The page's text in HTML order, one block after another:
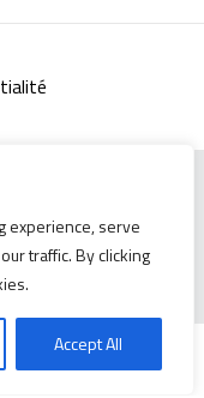
experience, serve
traffic. By clicking
Accept All
& Mélissa